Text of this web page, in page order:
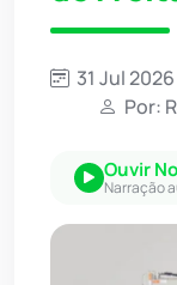
31 Jul
Por:
Ouvir
Narração